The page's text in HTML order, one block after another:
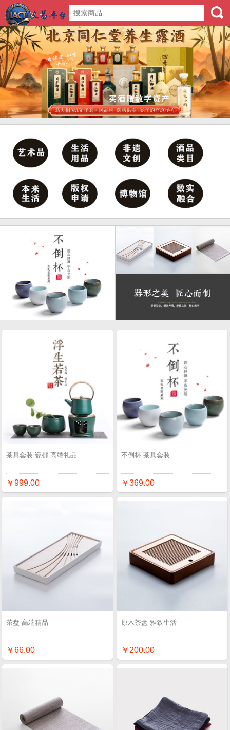
茶具套装 瓷都 高端礼品
￥999.00
不倒杯 茶具套装
￥369.00
茶盘 高端精品
￥66.00
原木茶盘 雅致生活
￥200.00